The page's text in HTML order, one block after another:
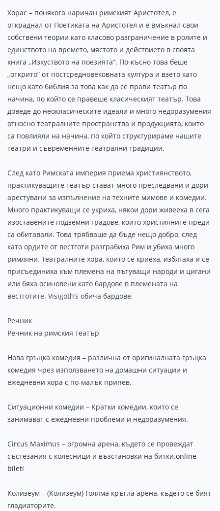
Хорас – понякога наричан римският Аристотел, е
откраднал от Поетиката на Аристотел и е вмъкнал свои
собствени теории като класово разграничение в ролите и
единството на времето, мястото и действието в своята
книга „Изкуството на поезията“. По-късно това беше
„открито“ от постсредновековната култура и взето като
нещо като библия за това как да се прави театър по
начина, по който се правеше класическият театър. Това
доведе до неокласическите идеали и много недоразумения
относно театралните пространства и продукцията, които
са повлияли на начина, по който структурираме нашите
театри и съвременните театрални традиции.
След като Римската империя приема християнството,
практикуващите театър стават много преследвани и дори
арестувани за изпълнение на техните мимове и комедии.
Много практикуващи се укриха, някои дори живееха в сега
изоставените подземни градове, които християните преди
са обитавали. Това трябваше да бъде нещо добро, след
като ордите от вестготи разграбиха Рим и убиха много
римляни. Театралните хора, които се криеха, избягаха и се
присъединиха към племена на пътуващи народи и цигани
или бяха осиновени като бардове в племената на
вестготите. Visigoth’s обича бардове.
Речник
Речник на римския театър
Нова гръцка комедия – различна от оригиналната гръцка
комедия чрез използването на домашни ситуации и
ежедневни хора с по-малък припев.
Ситуационни комедии – Кратки комедии, които се
занимават с ежедневни проблеми и недоразумения.
Circus Maximus – огромна арена, където се провеждат
състезания с колесници и възстановки на битки.online
bileti
Колизеум – (Колизеум) Голяма кръгла арена, където се бият
гладиаторите.